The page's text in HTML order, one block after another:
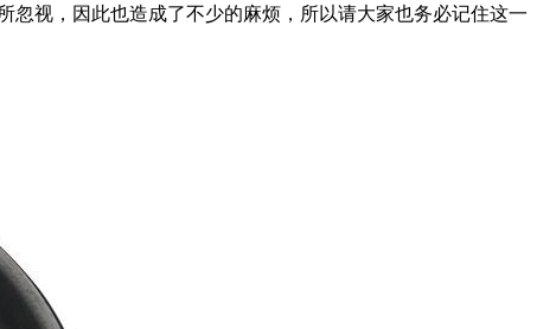
视，因此也造成了不少的麻烦，所以请大家也务必记住这一